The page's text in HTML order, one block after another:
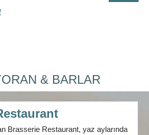
& BARLAR
Brasserie Restaurant, yaz aylarında